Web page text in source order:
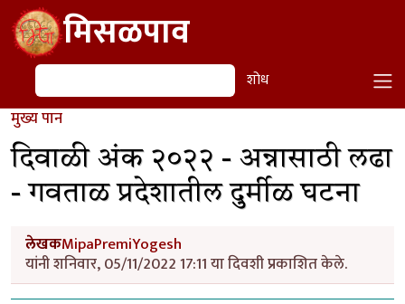
Skip to main contentमिसळपाव
शोध शोध
मुख्य पान
दिवाळी अंक २०२२ - अन्नासाठी लढा
- गवताळ प्रदेशातील दुर्मीळ घटना
लेखकMipaPremiYogesh
यांनी शनिवार, 05/11/2022 17:11 या दिवशी प्रकाशित केले.